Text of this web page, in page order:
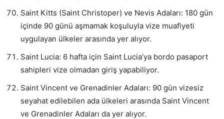
Saint Kitts (Saint Christoper) ve Nevis Adaları: 180 gün
içinde 90 günü aşmamak koşuluyla vize muafiyeti
uygulayan ülkeler arasında yer alıyor.
Saint Lucia: 6 hafta için Saint Lucia’ya bordo pasaport
sahipleri vize olmadan giriş yapabiliyor.
Saint Vincent ve Grenadinler Adaları: 90 gün vizesiz
seyahat edilebilen ada ülkeleri arasında Saint Vincent
ve Grenadinler Adaları da yer alıyor.